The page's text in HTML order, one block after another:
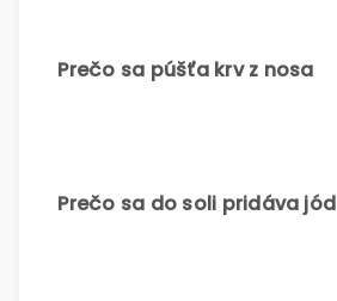
Prečo sa púšťa krv z nosa
Prečo sa do soli pridáva jód